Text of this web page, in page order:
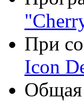
При
Icon
Общая